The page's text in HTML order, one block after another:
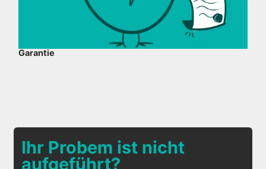
Garantie
Ihr Probem ist nicht
aufgeführt?